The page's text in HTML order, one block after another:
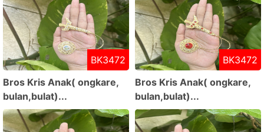
BK3472
Bros Kris Anak( ongkare,
bulan,bulat)...
BK3472
Bros Kris Anak( ongkare,
bulan,bulat)...